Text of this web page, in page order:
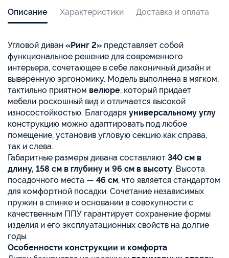
Описание Характеристики Доставка и оплата
Угловой диван «Ринг 2» представляет собой
функциональное решение для современного
интерьера, сочетающее в себе лаконичный дизайн и
выверенную эргономику. Модель выполнена в мягком,
тактильно приятном велюре, который придает
мебели роскошный вид и отличается высокой
износостойкостью. Благодаря универсальному углу
конструкцию можно адаптировать под любое
помещение, установив угловую секцию как справа,
так и слева.
Габаритные размеры дивана составляют 340 см в
длину, 158 см в глубину и 96 см в высоту. Высота
посадочного места — 46 см, что является стандартом
для комфортной посадки. Сочетание независимых
пружин в спинке и основании в совокупности с
качественным ППУ гарантирует сохранение формы
изделия и его эксплуатационных свойств на долгие
годы.
Особенности конструкции и комфорта